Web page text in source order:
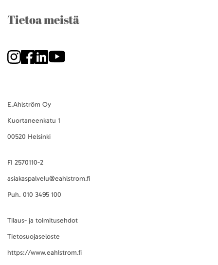
Tietoa meistä
E.Ahlström Oy
Kuortaneenkatu 1
00520 Helsinki
FI 2570110-2
asiakaspalvelu@eahlstrom.fi
Puh. 010 3495 100
Tilaus- ja toimitusehdot
Tietosuojaseloste
https://www.eahlstrom.fi